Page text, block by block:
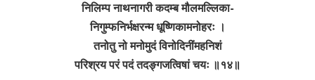
निलिम्प नाथनागरी कदम्ब मौलमल्लिका-
निगुम्फनिर्भक्षरन्म धूष्णिकामनोहरः ।
तनोतु नो मनोमुदं विनोदिनींमहनिशं
परिश्रय परं पदं तदङ्गजत्विषां चयः ॥१४॥